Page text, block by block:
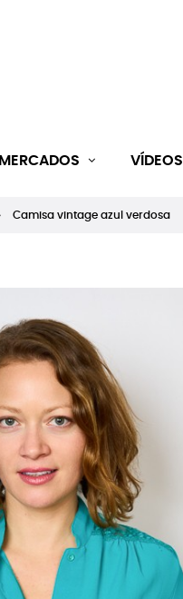
MERCADOS VÍDEOS
Camisa vintage azul verdosa